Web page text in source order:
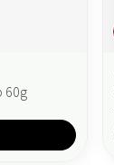
60g